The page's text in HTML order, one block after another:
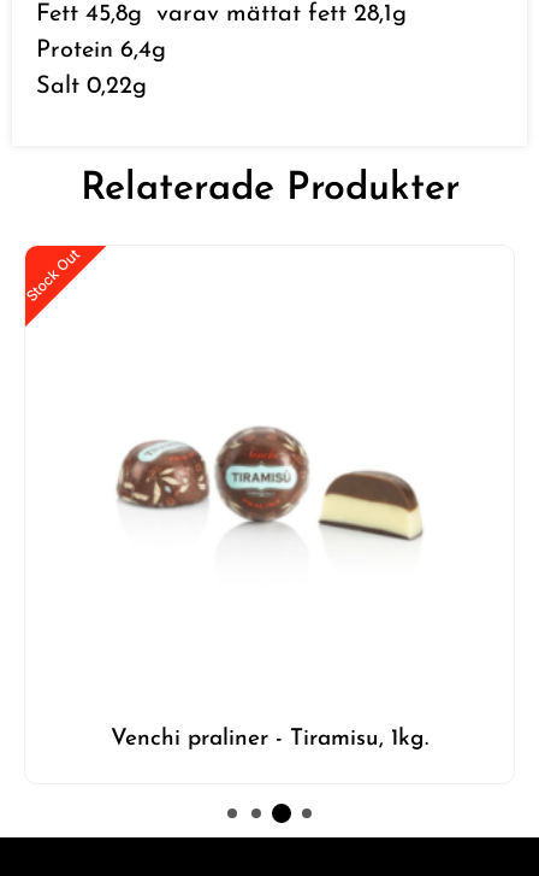
Fett 45,8g varav mättat fett 28,1g
Protein 6,4g
Salt 0,22g
Relaterade Produkter
Stock Out
Venchi praliner - Tiramisu, 1kg.